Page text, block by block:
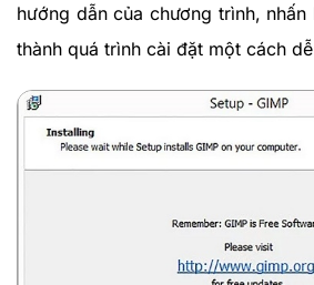
hướng dẫn của chương trình, nhấn
thành quá trình cài đặt một cách